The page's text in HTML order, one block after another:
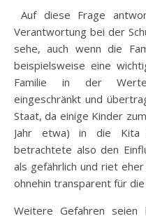
Auf diese Frage
Verantwortung bei der
sehe, auch wenn die
beispielsweise eine
Familie in der
eingeschränkt und
Staat, da einige Kinder
Jahr etwa) in die Kita
betrachtete also den
als gefährlich und riet
ohnehin transparent für
Weitere Gefahren seien